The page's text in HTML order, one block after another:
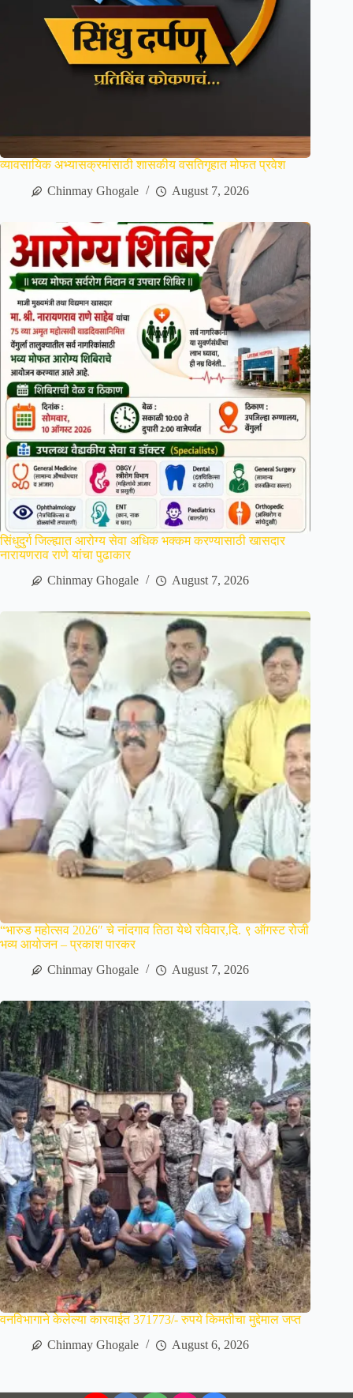
व्यावसायिक अभ्यासक्रमांसाठी शासकीय वसतिगृहात मोफत प्रवेश
Chinmay Ghogale
August 7, 2026
सिंधुदुर्ग जिल्ह्यात आरोग्य सेवा अधिक भक्कम करण्यासाठी खासदार
नारायणराव राणे यांचा पुढाकार
Chinmay Ghogale
August 7, 2026
“भारुड महोत्सव 2026″ चे नांदगाव तिठा येथे रविवार,दि. ९ ऑगस्ट रोजी
भव्य आयोजन – प्रकाश पारकर
Chinmay Ghogale
August 7, 2026
वनविभागाने केलेल्या कारवाईत 371773/- रुपये किमतीचा मुद्देमाल जप्त
Chinmay Ghogale
August 6, 2026